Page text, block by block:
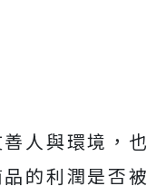
人與環境，也
的利潤是否被